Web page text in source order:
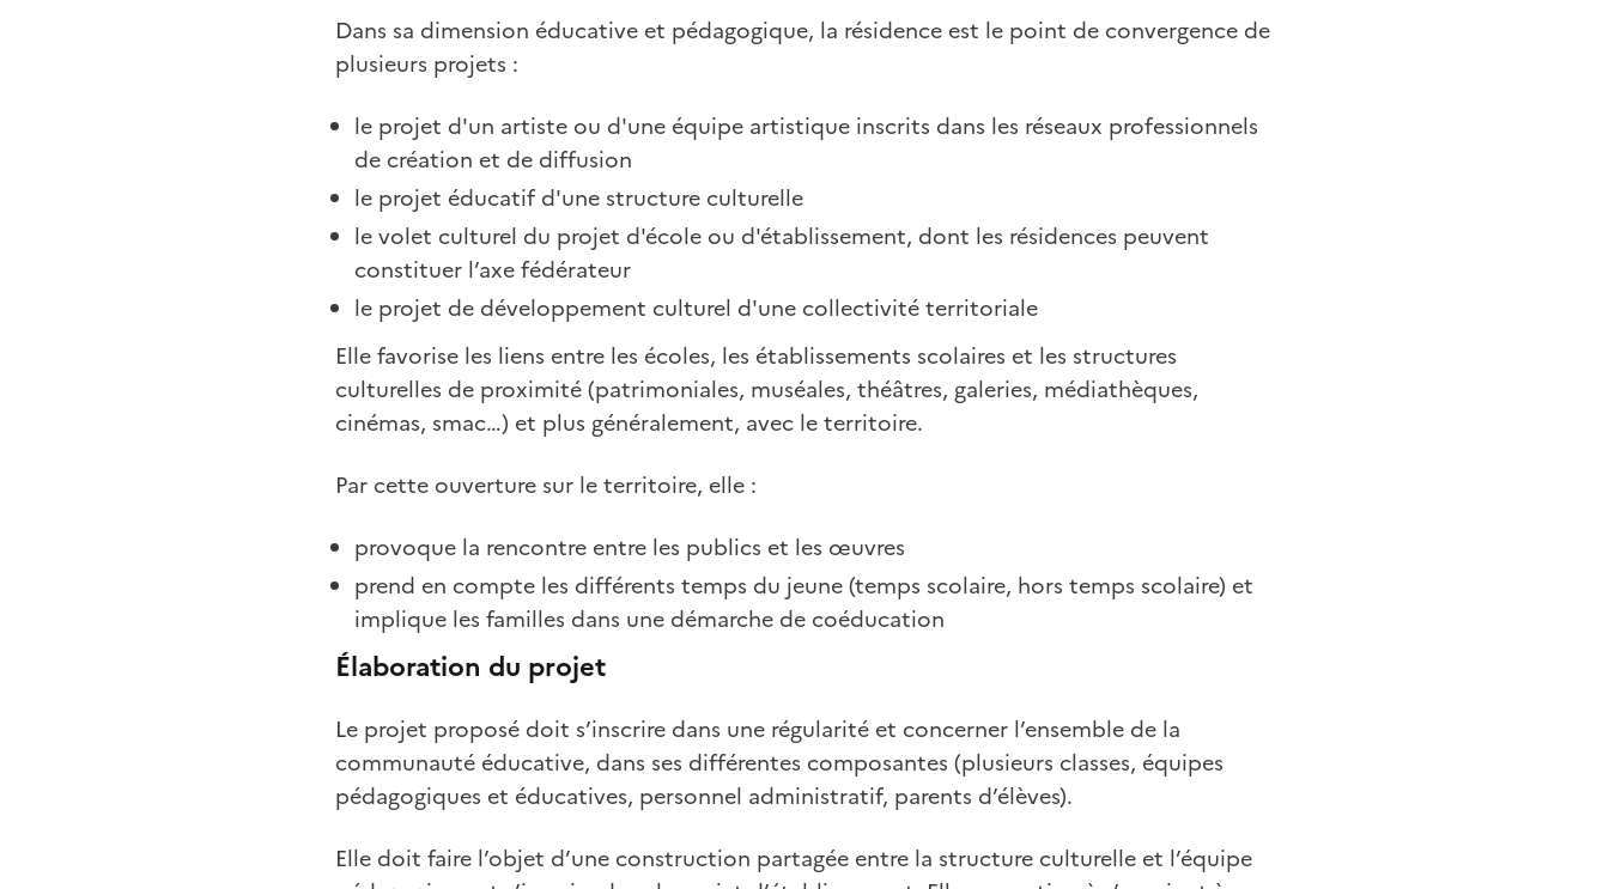
Dans sa dimension éducative et pédagogique, la résidence est le point de convergence de
plusieurs projets :
le projet d'un artiste ou d'une équipe artistique inscrits dans les réseaux professionnels
de création et de diffusion
le projet éducatif d'une structure culturelle
le volet culturel du projet d'école ou d'établissement, dont les résidences peuvent
constituer l’axe fédérateur
le projet de développement culturel d'une collectivité territoriale
Elle favorise les liens entre les écoles, les établissements scolaires et les structures
culturelles de proximité (patrimoniales, muséales, théâtres, galeries, médiathèques,
cinémas, smac…) et plus généralement, avec le territoire.
Par cette ouverture sur le territoire, elle :
provoque la rencontre entre les publics et les œuvres
prend en compte les différents temps du jeune (temps scolaire, hors temps scolaire) et
implique les familles dans une démarche de coéducation
Élaboration du projet
Le projet proposé doit s’inscrire dans une régularité et concerner l’ensemble de la
communauté éducative, dans ses différentes composantes (plusieurs classes, équipes
pédagogiques et éducatives, personnel administratif, parents d’élèves).
Elle doit faire l’objet d’une construction partagée entre la structure culturelle et l’équipe